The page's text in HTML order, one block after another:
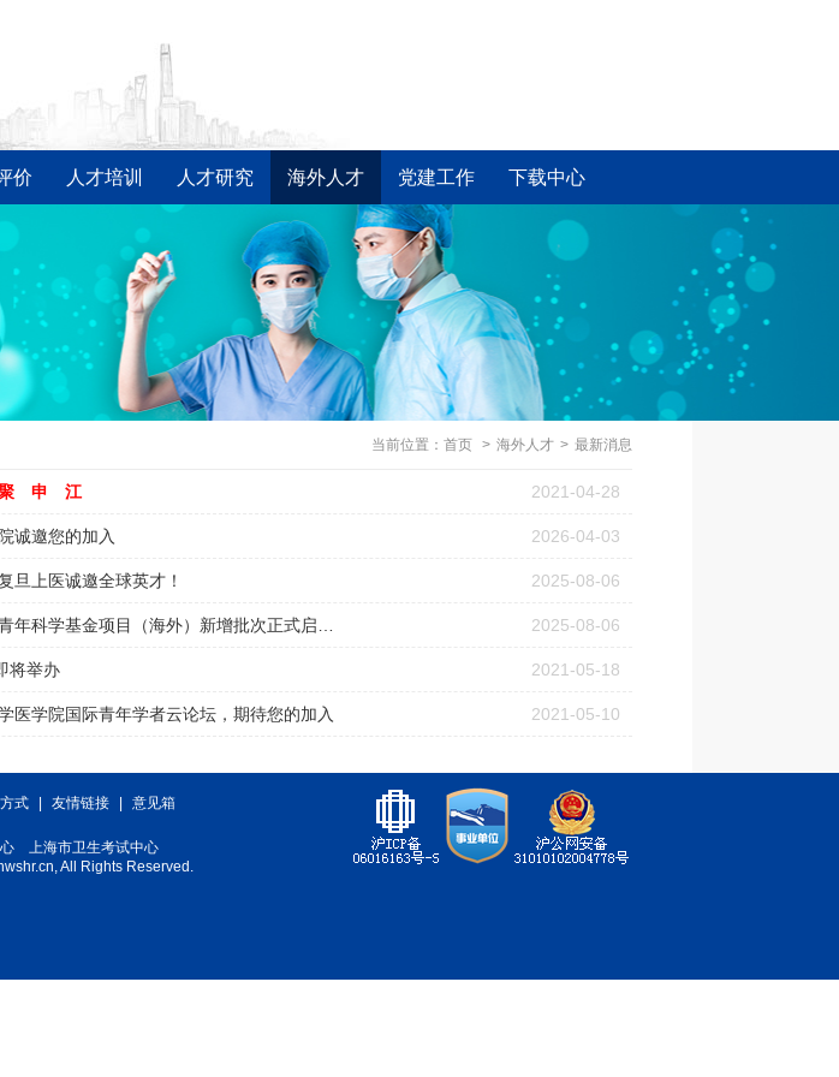
价 人才培训 人才研究 海外人才 党建工作 下载中心
当前位置： 首页 > 海外人才 > 最新消息
申 江 2021-04-28
诚邀您的加入 2026-04-03
旦上医诚邀全球英才！ 2025-08-06
2025-08-06
将举办 2021-05-18
医学院国际青年学者云论坛，期待您的加入 2021-05-10
式 友情链接 意见箱
上海市卫生考试中心
All Rights Reserved.